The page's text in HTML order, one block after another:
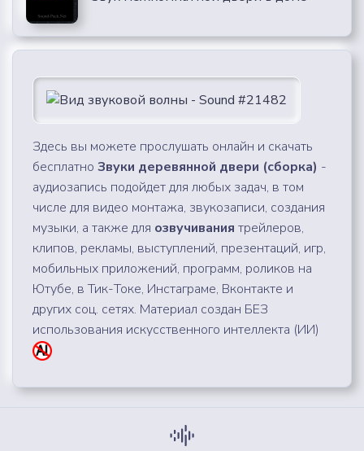
Здесь вы можете прослушать онлайн и скачать
бесплатно Звуки деревянной двери (сборка) -
аудиозапись подойдет для любых задач, в том
числе для видео монтажа, звукозаписи, создания
музыки, а также для озвучивания трейлеров,
клипов, рекламы, выступлений, презентаций, игр,
мобильных приложений, программ, роликов на
Ютубе, в Тик-Токе, Инстаграме, Вконтакте и
других соц. сетях. Материал создан БЕЗ
использования искусственного интеллекта (ИИ)